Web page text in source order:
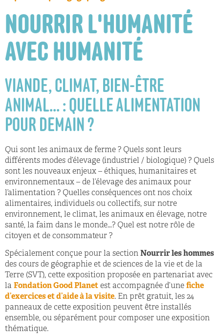
NOURRIR L'HUMANITÉ
AVEC HUMANITÉ
VIANDE, CLIMAT, BIEN-ÊTRE
ANIMAL... : QUELLE ALIMENTATION
POUR DEMAIN ?
Qui sont les animaux de ferme ? Quels sont leurs
différents modes d’élevage (industriel / biologique) ? Quels
sont les nouveaux enjeux – éthiques, humanitaires et
environnementaux – de l’élevage des animaux pour
l’alimentation ? Quelles conséquences ont nos choix
alimentaires, individuels ou collectifs, sur notre
environnement, le climat, les animaux en élevage, notre
santé, la faim dans le monde…? Quel est notre rôle de
citoyen et de consommateur ?
Spécialement conçue pour la section Nourrir les hommes
des cours de géographie et de sciences de la vie et de la
Terre (SVT), cette exposition proposée en partenariat avec
la Fondation Good Planet est accompagnée d’une fiche
d’exercices et d’aide à la visite. En prêt gratuit, les 24
panneaux de cette exposition peuvent être installés
ensemble, ou séparément pour composer une exposition
thématique.